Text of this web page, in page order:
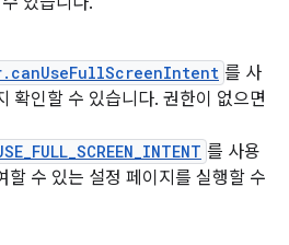
를 사
확인할 수 있습니다. 권한이 없으면
를 사용
할 수 있는 설정 페이지를 실행할 수